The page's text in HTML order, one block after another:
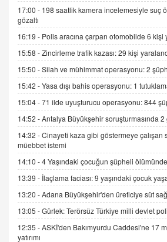
15.09.2025 16:17
SEHER EREK
Kış Ayları Geldi, Hangi
9.12.2025 10:11
İNCİ GÜL AKÖL
Trump Keşke Adana'yı da
06.07.2026 13:00
ADEM AKÖL
Esed Destekçilerinin
Sednaya
11.12.2024 12:30
DR. EKREM ASLAN
Gerçek Ne, Algı Ne?
Cümlesinin Peşinden
17:00 - 198 saatlik kamera incelemesiyle suç
gözaltı
16:19 - Polis aracına çarpan otomobilde 6 kişi
15:58 -Zincirleme trafik kazası: 29 kişi
15:50 -Silah ve mühimmat operasyonu: 2
15:42 -Yasa dışı bahis operasyonu: 1
15:04 -71 ilde uyuşturucu operasyonu: 844
14:52 -Antalya Büyükşehir soruşturmasında 2
14:32 -Cinayeti kaza gibi göstermeye çalışan
müebbet istemi
14:10 -4 Yaşındaki çocuğun şüpheli
13:39 - İlaçlama faciası: 9 yaşındaki çocuk
13:20 -Adana Büyükşehir'den üreticiye süt
13:05 -Gürlek: Terörsüz Türkiye milli devlet
12:35 -ASKİ'den Bakımyurdu Caddesi'ne 17
yatırımı